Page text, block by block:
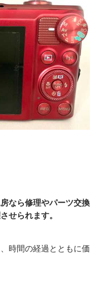
なら修理やパーツ交換
せられます。
時間の経過とともに価